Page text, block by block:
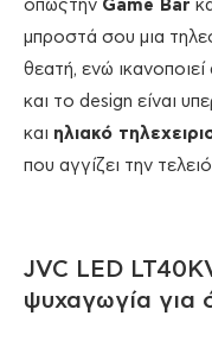
όπωςτην Game Bar
μπροστά σου μια
θεατή, ενώ
και το design είναι
και ηλιακό
που αγγίζει την
JVC LED
ψυχαγωγία για